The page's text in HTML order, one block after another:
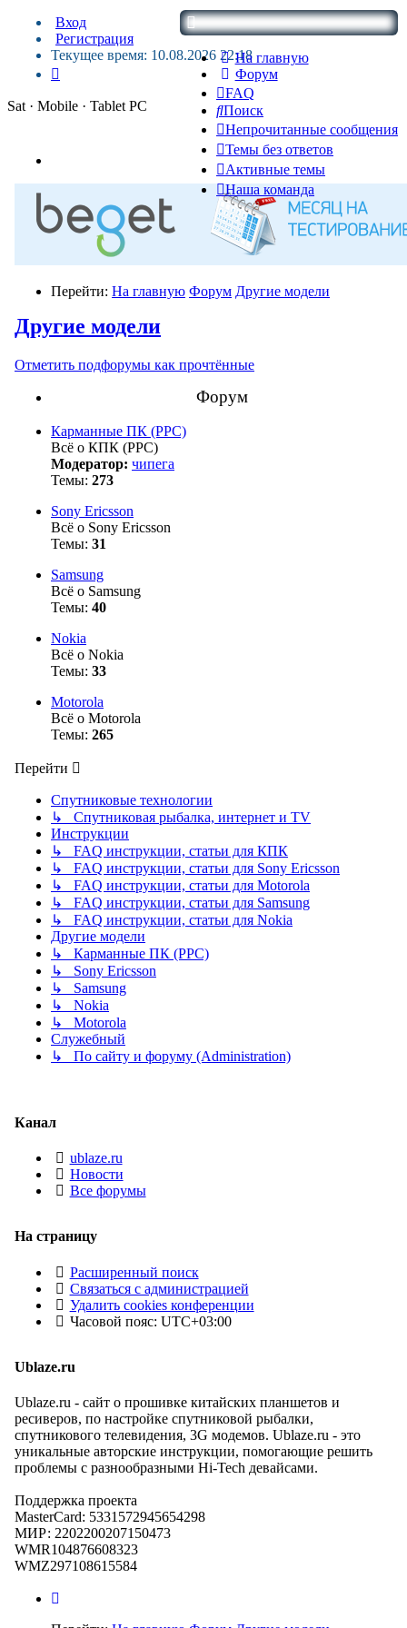
На главную
Форум
FAQ
Поиск
Непрочитанные сообщения
Темы без ответов
Активные темы
Наша команда
Вход
Регистрация
Текущее время: 10.08.2026 22:18
Sat · Mobile · Tablet PC
Перейти: На главную Форум Другие модели
Другие модели
Отметить подфорумы как прочтённые
Форум
Карманные ПК (PPC)
Всё о КПК (PPC)
Модератор: чипега
Темы: 273
Sony Ericsson
Всё о Sony Ericsson
Темы: 31
Samsung
Всё о Samsung
Темы: 40
Nokia
Всё о Nokia
Темы: 33
Motorola
Всё о Motorola
Темы: 265
Перейти
Спутниковые технологии
↳ Спутниковая рыбалка, интернет и TV
Инструкции
↳ FAQ инструкции, статьи для КПК
↳ FAQ инструкции, статьи для Sony Ericsson
↳ FAQ инструкции, статьи для Motorola
↳ FAQ инструкции, статьи для Samsung
↳ FAQ инструкции, статьи для Nokia
Другие модели
↳ Карманные ПК (PPC)
↳ Sony Ericsson
↳ Samsung
↳ Nokia
↳ Motorola
Служебный
↳ По сайту и форуму (Administration)
Канал
ublaze.ru
Новости
Все форумы
На страницу
Расширенный поиск
Связаться с администрацией
Удалить cookies конференции
Часовой пояс: UTC+03:00
Ublaze.ru
Ublaze.ru - сайт о прошивке китайских планшетов и
ресиверов, по настройке спутниковой рыбалки,
спутникового телевидения, 3G модемов. Ublaze.ru - это
уникальные авторские инструкции, помогающие решить
проблемы с разнообразными Hi-Tech девайсами.
Поддержка проекта
MasterCard: 5331572945654298
МИР: 2202200207150473
WMR104876608323
WMZ297108615584